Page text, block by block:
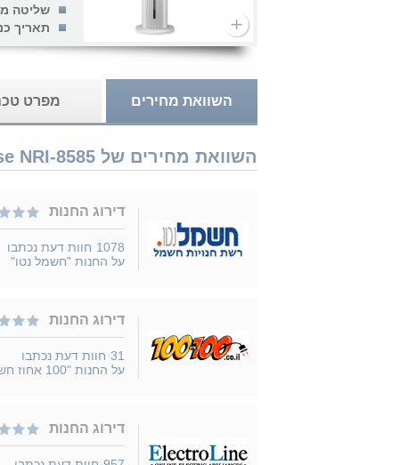
שליטה
תאריך
השוואת מחירים מפרט
השוואת מחירים של Universe NRI-8585 נמכר ב 5 חנויות
דירוג החנות
1078 חוות דעת נכתבו
על החנות "חשמל נטו"
דירוג החנות
31 חוות דעת נכתבו
על החנות "100 אחוז חשמל"
דירוג החנות